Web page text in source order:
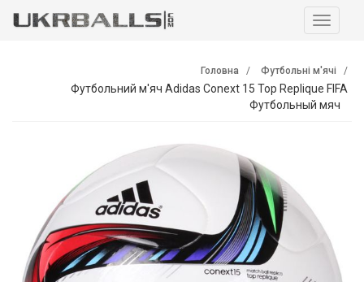
Головна Футбольні м'ячі
Футбольний м'яч Adidas Conext 15 Top Replique FIFA
Футбольный мяч